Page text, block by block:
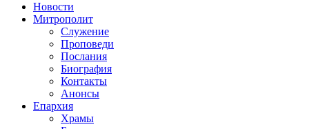
Новости
Митрополит
Служение
Проповеди
Послания
Биография
Контакты
Анонсы
Епархия
Храмы